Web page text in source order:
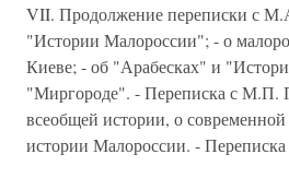
VII. Продолжение переписки с
"Истории Малороссии"; - о
Киеве; - об "Арабесках" и
"Миргороде". - Переписка с М.П.
всеобщей истории, о современной
истории Малороссии. - Переписка